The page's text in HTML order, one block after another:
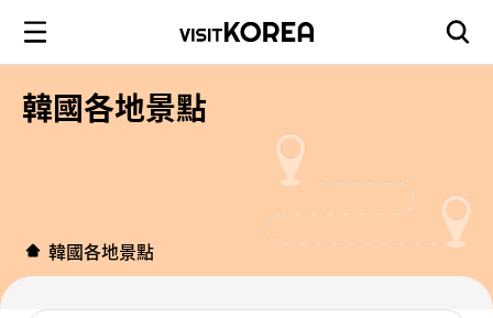
韓國各地景點
韓國各地景點